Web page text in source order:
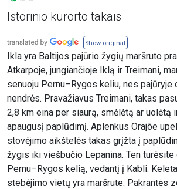
Istorinio kurorto takais
Show original
Ikla yra Baltijos pajūrio žygių maršruto
Atkarpoje, jungiančioje Iklą ir Treimani,
senuoju Pernu–Rygos keliu, nes
nendrės. Pravažiavus Treimani, takas
2,8 km eina per siaurą, smėlėtą ar uolėtą
apaugusį paplūdimį. Aplenkus Orajõe
stovėjimo aikštelės takas grįžta į
žygis iki viešbučio Lepanina. Ten
Pernu–Rygos kelią, vedantį į Kabli.
stebėjimo vietų yra maršrute. Pakrantės